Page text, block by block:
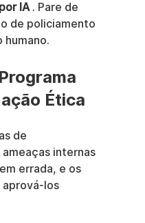
IA . Pare de
de policiamento
humano.
Ética
de
internas
errada, e os
aprová-los